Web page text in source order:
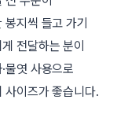
지씩 들고 가기
전달하는 분이
물엿 사용으로
사이즈가 좋습니다.